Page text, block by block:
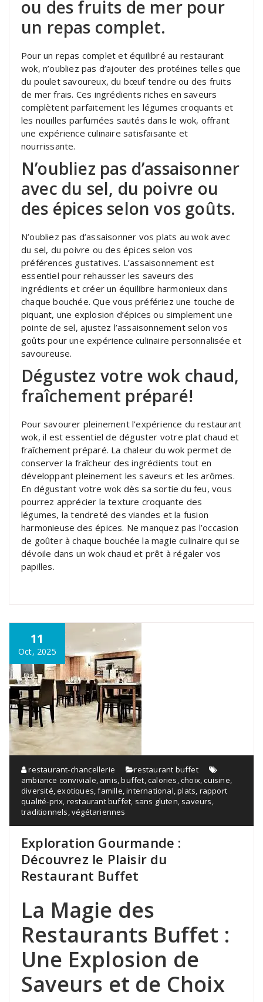
ou des fruits de mer pour
un repas complet.
Pour un repas complet et équilibré au restaurant
wok, n’oubliez pas d’ajouter des protéines telles que
du poulet savoureux, du bœuf tendre ou des fruits
de mer frais. Ces ingrédients riches en saveurs
complètent parfaitement les légumes croquants et
les nouilles parfumées sautés dans le wok, offrant
une expérience culinaire satisfaisante et
nourrissante.
N’oubliez pas d’assaisonner
avec du sel, du poivre ou
des épices selon vos goûts.
N’oubliez pas d’assaisonner vos plats au wok avec
du sel, du poivre ou des épices selon vos
préférences gustatives. L’assaisonnement est
essentiel pour rehausser les saveurs des
ingrédients et créer un équilibre harmonieux dans
chaque bouchée. Que vous préfériez une touche de
piquant, une explosion d’épices ou simplement une
pointe de sel, ajustez l’assaisonnement selon vos
goûts pour une expérience culinaire personnalisée et
savoureuse.
Dégustez votre wok chaud,
fraîchement préparé!
Pour savourer pleinement l’expérience du restaurant
wok, il est essentiel de déguster votre plat chaud et
fraîchement préparé. La chaleur du wok permet de
conserver la fraîcheur des ingrédients tout en
développant pleinement les saveurs et les arômes.
En dégustant votre wok dès sa sortie du feu, vous
pourrez apprécier la texture croquante des
légumes, la tendreté des viandes et la fusion
harmonieuse des épices. Ne manquez pas l’occasion
de goûter à chaque bouchée la magie culinaire qui se
dévoile dans un wok chaud et prêt à régaler vos
papilles.
11
Oct, 2025
restaurant-chancellerie
restaurant buffet
ambiance conviviale, amis,buffet,calories,choix,cuisine,
diversité,exotiques,famille,international,plats, rapport
qualité-prix, restaurant buffet, sans gluten, saveurs,
traditionnels,végétariennes
Exploration Gourmande :
Découvrez le Plaisir du
Restaurant Buffet
La Magie des
Restaurants Buffet :
Une Explosion de
Saveurs et de Choix